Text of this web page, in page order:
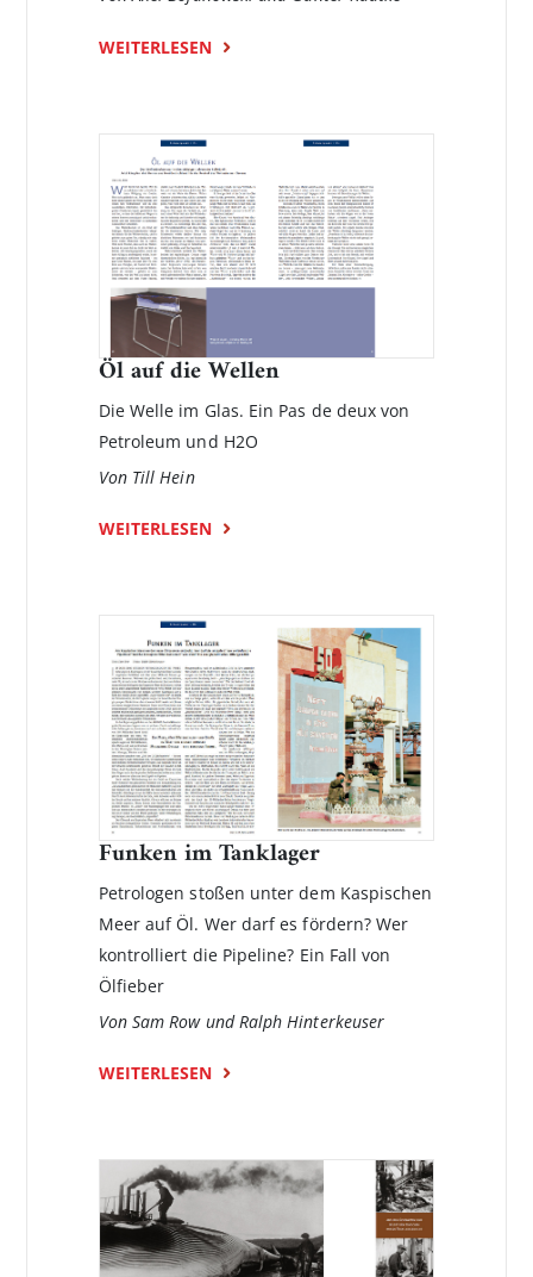
WEITERLESEN
Öl auf die Wellen
Die Welle im Glas. Ein Pas de deux von
Petroleum und H2O
Von Till Hein
WEITERLESEN
Funken im Tanklager
Petrologen stoßen unter dem Kaspischen
Meer auf Öl. Wer darf es fördern? Wer
kontrolliert die Pipeline? Ein Fall von
Ölfieber
Von Sam Row und Ralph Hinterkeuser
WEITERLESEN